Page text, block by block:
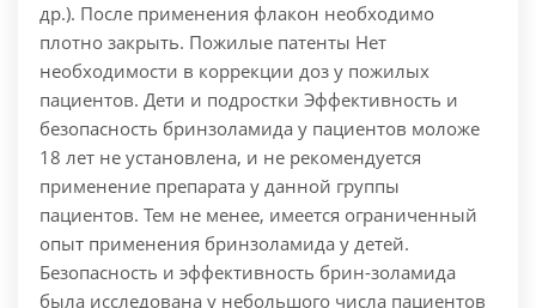
др.). После применения флакон необходимо
плотно закрыть. Пожилые патенты Нет
необходимости в коррекции доз у пожилых
пациентов. Дети и подростки Эффективность и
безопасность бринзоламида у пациентов моложе
18 лет не установлена, и не рекомендуется
применение препарата у данной группы
пациентов. Тем не менее, имеется ограниченный
опыт применения бринзоламида у детей.
Безопасность и эффективность брин-золамида
была исследована у небольшого числа пациентов